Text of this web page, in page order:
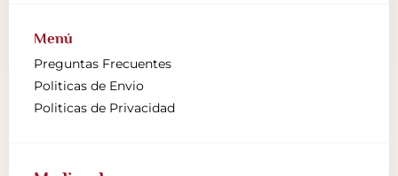
Menú
Preguntas Frecuentes
Politicas de Envio
Politicas de Privacidad